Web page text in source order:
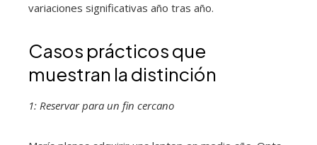
variaciones significativas año tras año.
Casos prácticos que
muestran la distinción
1: Reservar para un fin cercano